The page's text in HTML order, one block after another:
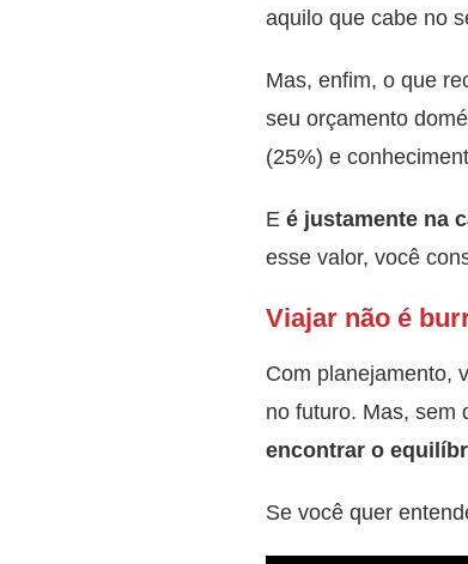
aquilo que cabe no
Mas, enfim, o que
seu orçamento
(25%) e
E é justamente na
esse valor, você
Viajar não é
Com planejamento,
no futuro. Mas, sem
encontrar o
Se você quer